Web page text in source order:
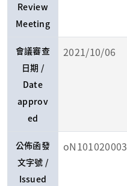
Review
Meeting
會議審查
日期 /
Date
approv
ed
2021/10/06
公佈函發
文字號 /
Issued
oN101020003